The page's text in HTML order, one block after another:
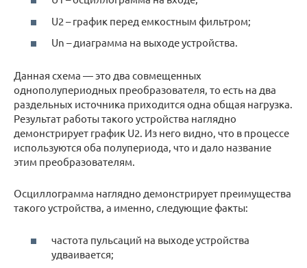
U2 – график перед емкостным фильтром;
Un – диаграмма на выходе устройства.
Данная схема — это два совмещенных
однополупериодных преобразователя, то есть на два
раздельных источника приходится одна общая нагрузка.
Результат работы такого устройства наглядно
демонстрирует график U2. Из него видно, что в процессе
используются оба полупериода, что и дало название
этим преобразователям.
Осциллограмма наглядно демонстрирует преимущества
такого устройства, а именно, следующие факты:
частота пульсаций на выходе устройства
удваивается;